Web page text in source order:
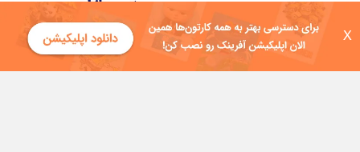
X
کلیه حقوق این سایت به شرکت توسعه فناوی هفت آسمان توکان تعلق دارد و